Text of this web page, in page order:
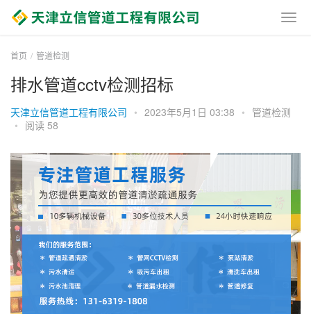
首页 管道检测
排水管道cctv检测招标
天津立信管道工程有限公司 • 2023年5月1日 03:38 • 管道检测
• 阅读 58